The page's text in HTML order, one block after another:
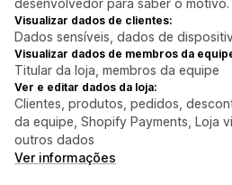
desenvolvedor para saber o motivo.
Visualizar dados de clientes:
Dados sensíveis, dados de
Visualizar dados de membros da
Titular da loja, membros da equipe
Ver e editar dados da loja:
Clientes, produtos, pedidos,
da equipe, Shopify Payments, Loja
outros dados
Ver informações